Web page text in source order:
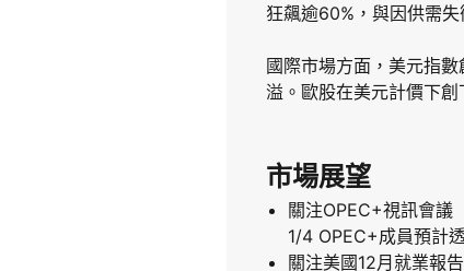
狂飆逾60%，與因供需
國際市場方面，美元指
溢。歐股在美元計價下
市場展望
關注OPEC+視訊會議
1/4 OPEC+成員預計
關注美國12月就業報